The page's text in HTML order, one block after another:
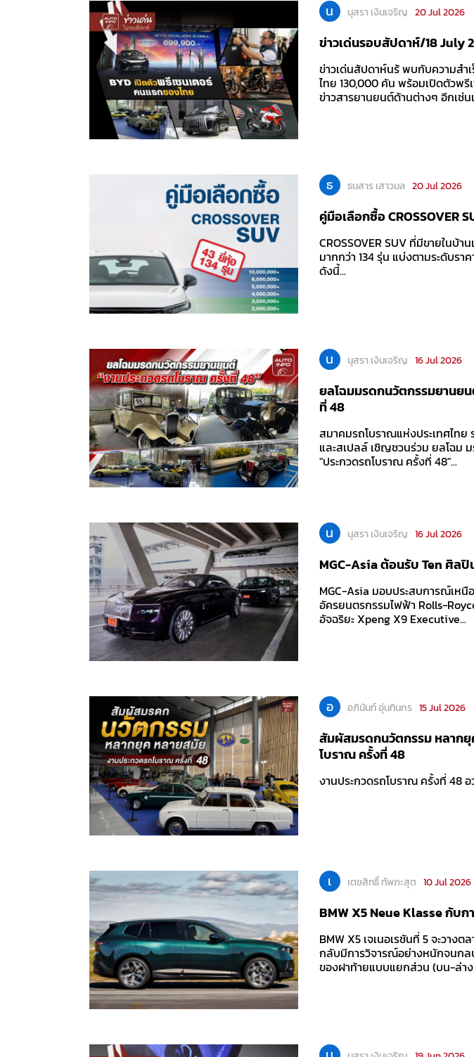
น นุสรา เงินเจริญ 20 Jul 2026
ข่าวเด่นรอบสัปดาห์/18 July
ข่าวเด่นสัปดาห์นร้ พบกับความสำ
ไทย 130,000 คัน พร้อมเปิดตัวพรี
ข่าวสารยานยนต์ด้านต่างๆ อีกเช่น
ธ ธนสาร เสาวมล 20 Jul 2026
คู่มือเลือกซื้อ CROSSOVER
CROSSOVER SUV ที่มีขายในบ้
มากกว่า 134 รุ่น แบ่งตามระดับรา
ดังนี้...
น นุสรา เงินเจริญ 16 Jul 2026
ยลโฉมมรดกนวัตกรรมยานย
ที่ 48
สมาคมรถโบราณแห่งประเทศไท
และสเปลล์ เชิญชวนร่วม ยลโฉม
"ประกวดรถโบราณ ครั้งที่ 48"...
น นุสรา เงินเจริญ 16 Jul 2026
MGC-Asia ต้อนรับ Ten ศิลปิ
MGC-Asia มอบประสบการณ์เหนื
อัครยนตรกรรมไฟฟ้า Rolls-
อัจฉริยะ Xpeng X9 Executive...
อ อภินันท์ อุ่นทินกร 15 Jul 2026
สัมผัสมรดกนวัตกรรม หลาก
โบราณ ครั้งที่ 48
งานประกวดรถโบราณ ครั้งที่ 48
เ เตชสิทธิ์ ทัพภะสุต 10 Jul 2026
BMW X5 Neue Klasse กับ
BMW X5 เจเนอเรชันที่ 5 จะวา
กลับมีการวิจารณ์อย่างหนักจนกล
ของฝาท้ายแบบแยกส่วน (บน-ล่าง